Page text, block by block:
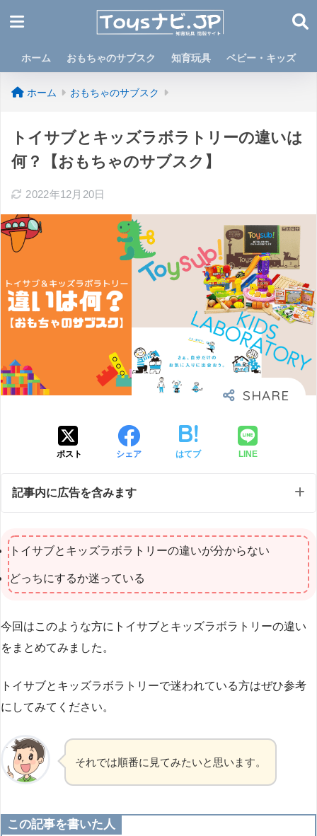
ホーム おもちゃのサブスク 知育玩具 ベビー・キッズ
ホーム おもちゃのサブスク
トイサブとキッズラボラトリーの違いは
何？【おもちゃのサブスク】
2022年12月20日
ポスト シェア はてブ LINE
記事内に広告を含みます
トイサブとキッズラボラトリーの違いが分からない
どっちにするか迷っている
今回はこのような方にトイサブとキッズラボラトリーの違い
をまとめてみました。
トイサブとキッズラボラトリーで迷われている方はぜひ参考
にしてみてください。
それでは順番に見てみたいと思います。
この記事を書いた人